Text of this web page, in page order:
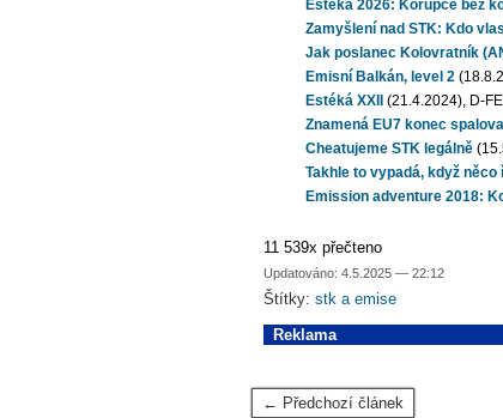
Estéká 2026: Korupce bez
Zamyšlení nad STK: Kdo
Jak poslanec Kolovratník
Emisní Balkán, level 2
Estéká XXII (21.4.2024), D-
Znamená EU7 konec
Cheatujeme STK legálně
Takhle to vypadá, když něco
Emission adventure 2018:
11 539x přečteno
Updatováno: 4.5.2025 — 22:12
Štítky:stk a emise
Reklama
← Předchozí článek